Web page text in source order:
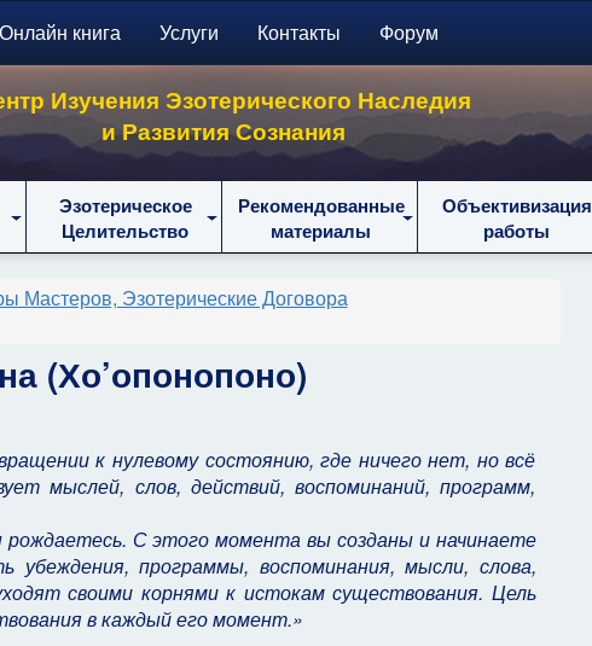
Онлайн книга Услуги Контакты Форум
Изучения Эзотерического Наследия
и Развития Сознания
Эзотерическое
Целительство
Рекомендованные
материалы
Объективизация
работы
Мастеров, Эзотерические Договора
(Хо’опонопоно)
к нулевому состоянию, где ничего нет, но всё
мыслей, слов, действий, воспоминаний, программ,
С этого момента вы созданы и начинаете
убеждения, программы, воспоминания, мысли, слова,
своими корнями к истокам существования. Цель
в каждый его момент.»